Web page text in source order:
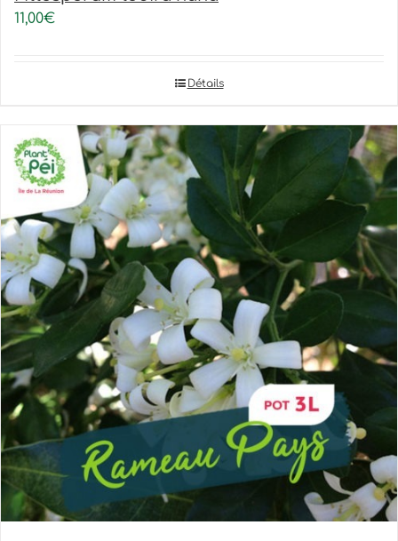
11,00€
Détails